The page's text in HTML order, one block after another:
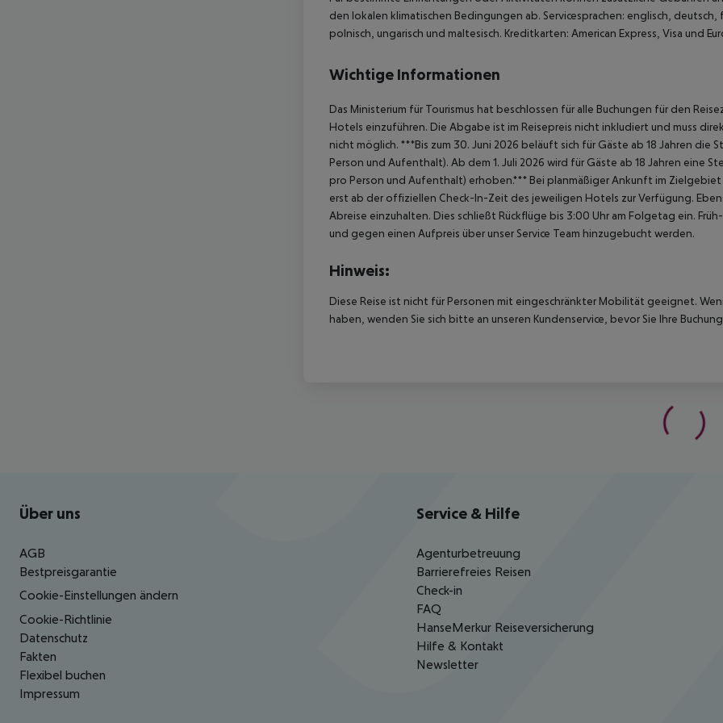
den lokalen klimatischen Bedingungen ab. Servicesprachen: englisch,
polnisch, ungarisch und maltesisch. Kreditkarten: American Express, Visa und
Wichtige Informationen
Das Ministerium für Tourismus hat beschlossen für alle Buchungen für den
Hotels einzuführen. Die Abgabe ist im Reisepreis nicht inkludiert und muss
nicht möglich. ***Bis zum 30. Juni 2026 beläuft sich für Gäste ab 18 Jahren die
Person und Aufenthalt). Ab dem 1. Juli 2026 wird für Gäste ab 18 Jahren eine
pro Person und Aufenthalt) erhoben.*** Bei planmäßiger Ankunft im
erst ab der offiziellen Check-In-Zeit des jeweiligen Hotels zur Verfügung.
Abreise einzuhalten. Dies schließt Rückflüge bis 3:00 Uhr am Folgetag ein.
und gegen einen Aufpreis über unser Service Team hinzugebucht werden.
Hinweis:
Diese Reise ist nicht für Personen mit eingeschränkter Mobilität geeignet.
haben, wenden Sie sich bitte an unseren Kundenservice, bevor Sie Ihre
Footer navigation
Über uns
AGB
Bestpreisgarantie
Cookie-Einstellungen ändern
Cookie-Richtlinie
Datenschutz
Fakten
Flexibel buchen
Impressum
Service & Hilfe
Agenturbetreuung
Barrierefreies Reisen
Check-in
FAQ
HanseMerkur Reiseversicherung
Hilfe & Kontakt
Newsletter